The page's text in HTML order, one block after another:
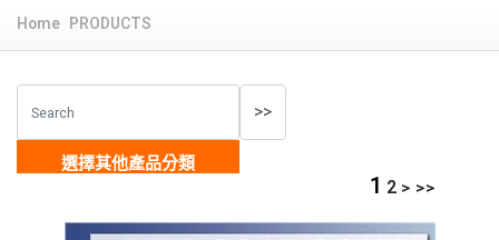
Home PRODUCTS
選擇其他產品分類
1 2 > >>